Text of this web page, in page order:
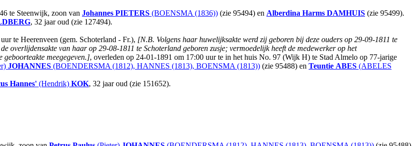
te Steenwijk, zoon van Johannes PIETERS (BOENSMA (1836)) (zie 95494) en Alberdina Harms DAMHUIS (zie 95499).
, 32 jaar oud (zie 127494).
te Heerenveen (gem. Schoterland - Fr.), [N.B. Volgens haar huwelijksakte werd zij geboren bij deze ouders op 29-09-1811 te
overlijdensakte van haar op 29-08-1811 te Schoterland geboren zusje; vermoedelijk heeft de medewerker op het
geboorteakte meegegeven.], overleden op 24-01-1891 om 17:00 uur te in het huis No. 97 (Wijk H) te Stad Almelo op 77-jarige
JOHANNES (BOENDERSMA (1812), HANNES (1813), BOENSMA (1813)) (zie 95488) en Teuntie ABES (ABELES
Hannes' (Hendrik) KOK, 32 jaar oud (zie 151652).